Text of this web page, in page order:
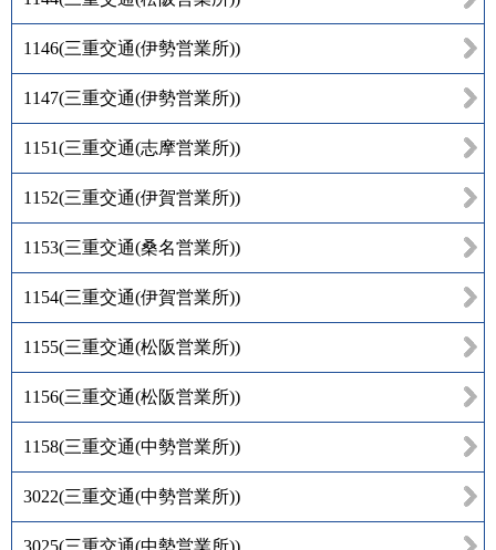
1146(三重交通(伊勢営業所))
1147(三重交通(伊勢営業所))
1151(三重交通(志摩営業所))
1152(三重交通(伊賀営業所))
1153(三重交通(桑名営業所))
1154(三重交通(伊賀営業所))
1155(三重交通(松阪営業所))
1156(三重交通(松阪営業所))
1158(三重交通(中勢営業所))
3022(三重交通(中勢営業所))
3025(三重交通(中勢営業所))